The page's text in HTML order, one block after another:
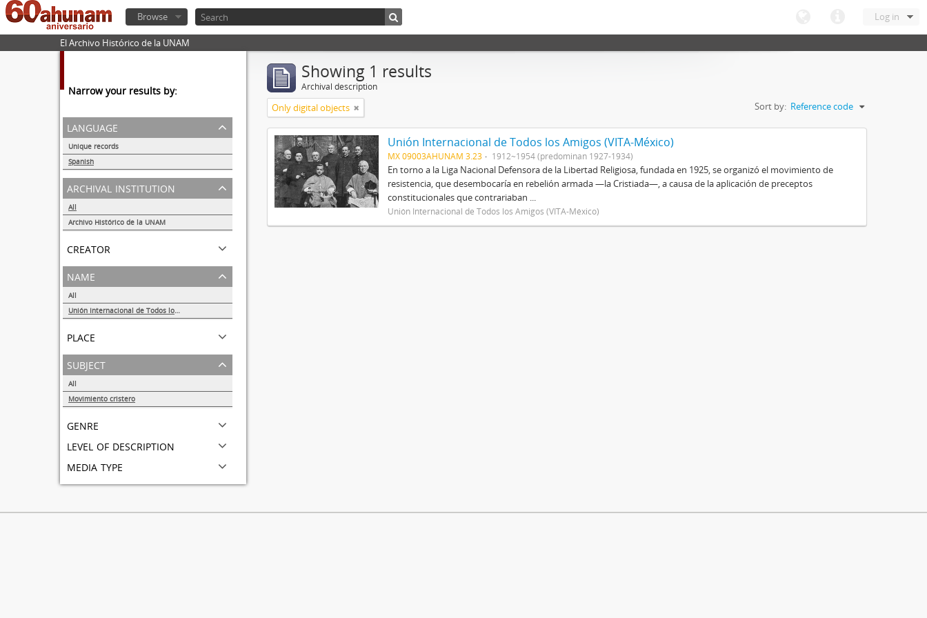
Log in
Browse
El Archivo Histórico de la UNAM
Narrow your results by:
language
Unique records
Spanish
1
archival institution
All
Archivo Histórico de la UNAM
creator
name
All
Unión Internacional de Todos los Amigos (VITA-México)
place
subject
All
Movimiento cristero
genre
level of description
media type
Showing 1 results
Archival description
Only digital objects Sort by: Reference code
Unión Internacional de Todos los Amigos (VITA-México)
MX 09003AHUNAM 3.23 1912~1954 (predominan 1927-1934)
En torno a la Liga Nacional Defensora de la Libertad Religiosa, fundada en 1925, se organizó el movimiento de
resistencia, que desembocaría en rebelión armada —la Cristiada—, a causa de la aplicación de preceptos
constitucionales que contrariaban ...
Unión Internacional de Todos los Amigos (VITA-México)